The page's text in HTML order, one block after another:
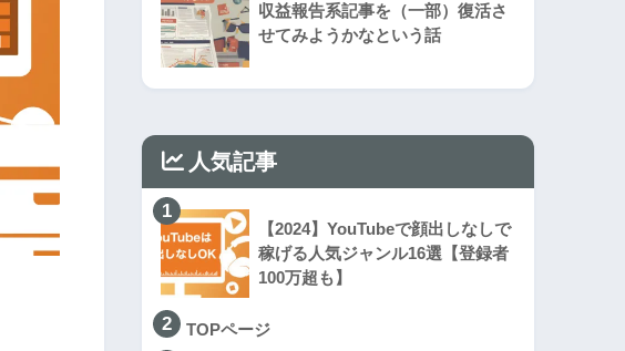
収益報告系記事を（一部）復活さ
せてみようかなという話
人気記事
1
【2024】YouTubeで顔出しなしで
稼げる人気ジャンル16選【登録者
100万超も】
2 TOPページ